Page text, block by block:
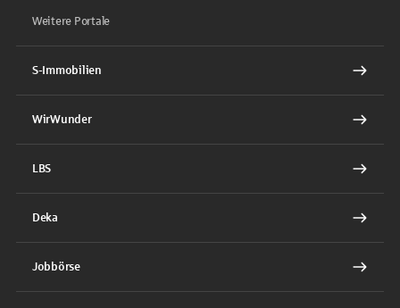
Weitere Portale
S-Immobilien
WirWunder
LBS
Deka
Jobbörse